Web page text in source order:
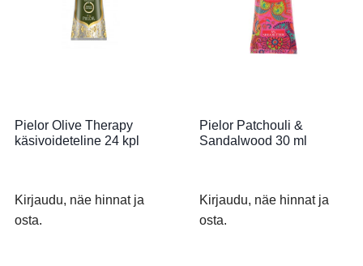
Pielor Olive Therapy
käsivoideteline 24 kpl
Kirjaudu, näe hinnat ja
osta.
Pielor Patchouli &
Sandalwood 30 ml
Kirjaudu, näe hinnat ja
osta.